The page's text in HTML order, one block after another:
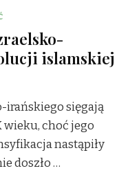
islamskiej
irańskiego sięgają
wieku, choć jego
nastąpiły
doszło …